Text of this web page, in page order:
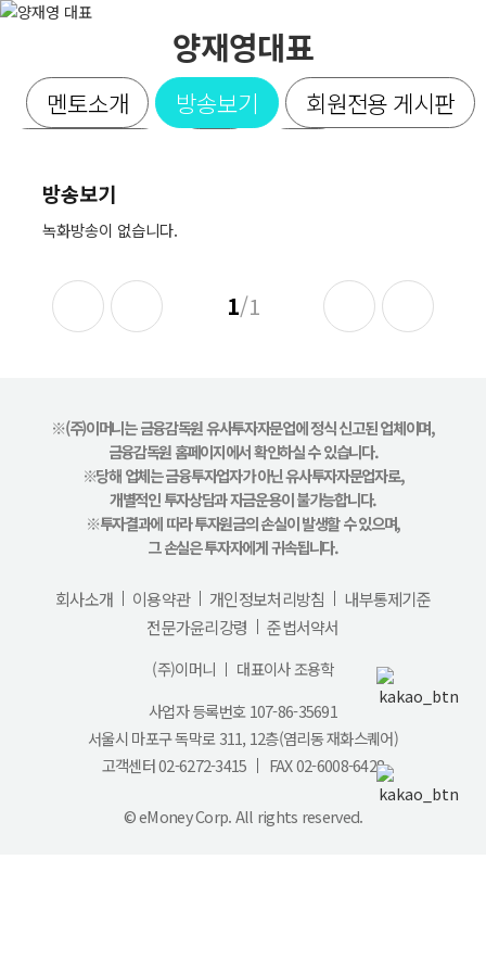
양재영대표
멘토소개 방송보기
회원전용 게시판
방송보기
녹화방송이 없습니다.
1/1
※(주)이머니는 금융감독원 유사투자자문업에 정식 신고된 업체이며,
금융감독원 홈페이지에서 확인하실 수 있습니다.
※당해 업체는 금융투자업자가 아닌 유사투자자문업자로,
개별적인 투자상담과 자금운용이 불가능합니다.
※투자결과에 따라 투자원금의 손실이 발생할 수 있으며,
그 손실은 투자자에게 귀속됩니다.
회사소개 이용약관 개인정보처리방침
내부통제기준
전문가윤리강령
준법서약서
(주)이머니
대표이사 조용학
사업자 등록번호 107-86-35691
서울시 마포구 독막로 311, 12층(염리동 재화스퀘어)
고객센터02-6272-3415 FAX 02-6008-6428
© eMoney Corp. All rights reserved.